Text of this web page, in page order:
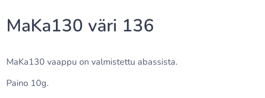
MaKa130 väri 136
MaKa130 vaappu on valmistettu abassista.
Paino 10g.